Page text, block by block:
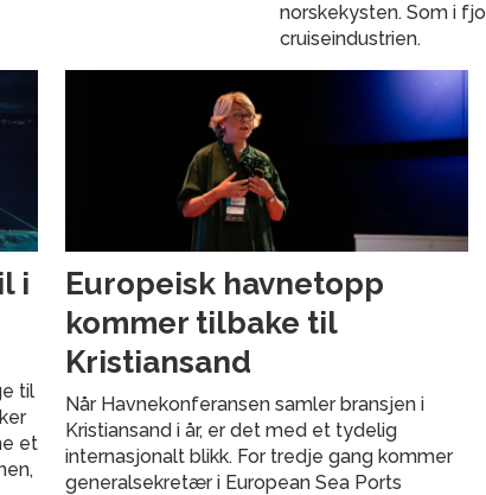
norskekysten. Som i
cruiseindustrien.
i
til
et
Europeisk havnetopp
kommer tilbake til
Kristiansand
Når Havnekonferansen samler bransjen i
Kristiansand i år, er det med et tydelig
internasjonalt blikk. For tredje gang kommer
generalsekretær i European Sea Ports